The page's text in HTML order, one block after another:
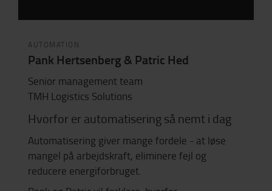
AUTOMATION
Pank Hertsenberg & Patric Hed
Senior management team
TMH Logistics Solutions
Hvorfor er automatisering så nemt i dag
Automatisering giver mange fordele - at løse
mangel på arbejdskraft, eliminere fejl og
reducere energiforbruget.